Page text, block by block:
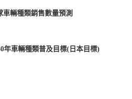
車輛種類銷售數量預測
年車輛種類普及目標(日本目標)